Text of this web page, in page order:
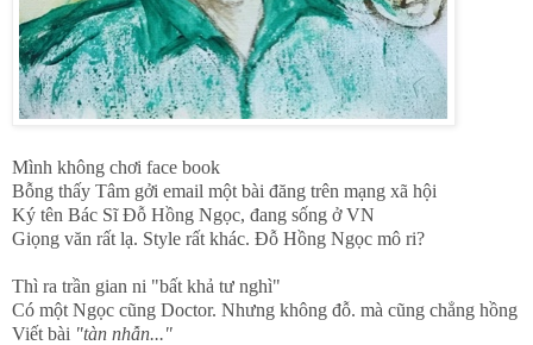
Mình không chơi face book
Bỗng thấy Tâm gởi email một bài đăng trên mạng xã hội
Ký tên Bác Sĩ Đỗ Hồng Ngọc, đang sống ở VN
Giọng văn rất lạ. Style rất khác. Đỗ Hồng Ngọc mô ri?
Thì ra trần gian ni "bất khả tư nghì"
Có một Ngọc cũng Doctor. Nhưng không đỗ. mà cũng chẳng hồng
Viết bài "tàn nhẫn..."